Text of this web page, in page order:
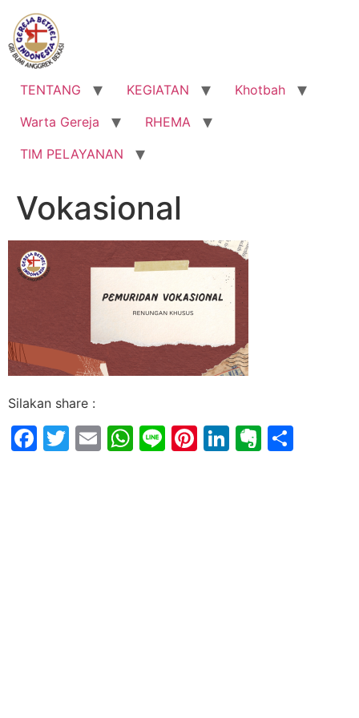
Lewati
konten
TENTANG KEGIATAN
Khotbah
Warta Gereja
RHEMA
TIM PELAYANAN
Vokasional
Silakan share :
Facebook
Twitter
EmailWhatsApp
LinePinterest
LinkedIn